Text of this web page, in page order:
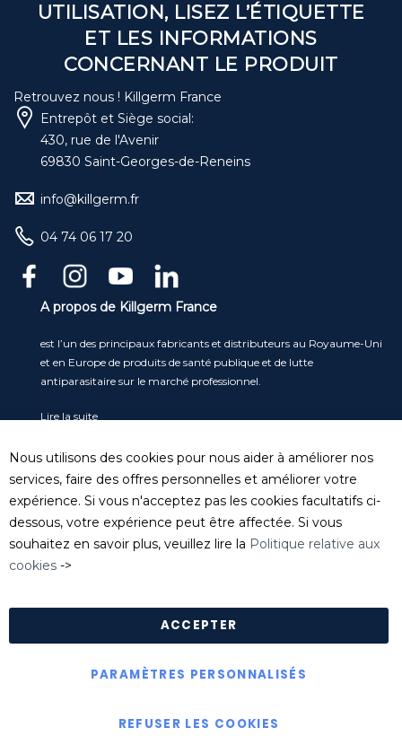
UTILISATION, LISEZ L’ÉTIQUETTE
ET LES INFORMATIONS
CONCERNANT LE PRODUIT
Retrouvez nous ! Killgerm France
Entrepôt et Siège social:
430, rue de l'Avenir
69830 Saint-Georges-de-Reneins
info@killgerm.fr
04 74 06 17 20
A propos de Killgerm France
est l’un des principaux fabricants et distributeurs au Royaume-Uni
et en Europe de produits de santé publique et de lutte
antiparasitaire sur le marché professionnel.
Lire la suite
Service clients
Tel: 04 74 06 17 20
serviceclient@killgerm.fr
Département technique/ FDS
Nous utilisons des cookies pour nous aider à améliorer nos
services, faire des offres personnelles et améliorer votre
expérience. Si vous n'acceptez pas les cookies facultatifs ci-
dessous, votre expérience peut être affectée. Si vous
souhaitez en savoir plus, veuillez lire la Politique relative aux
cookies ->
ACCEPTER
PARAMÈTRES PERSONNALISÉS
REFUSER LES COOKIES